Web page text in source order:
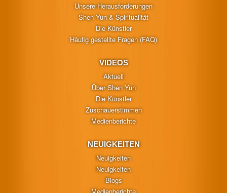
Unsere Herausforderungen
Shen Yun & Spiritualität
Die Künstler
Häufig gestellte Fragen (FAQ)
VIDEOS
Aktuell
Über Shen Yun
Die Künstler
Zuschauerstimmen
Medienberichte
NEUIGKEITEN
Neuigkeiten
Neuigkeiten
Blogs
Medienberichte